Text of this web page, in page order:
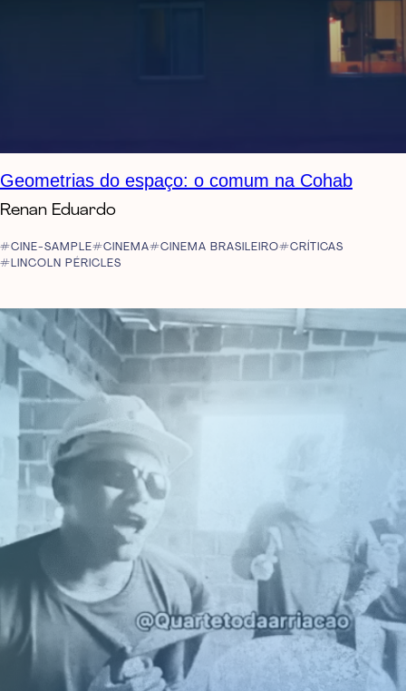
Geometrias do espaço: o comum na Cohab
Renan Eduardo
CINE-SAMPLE CINEMA CINEMA BRASILEIRO
CRÍTICAS
LINCOLN PÉRICLES